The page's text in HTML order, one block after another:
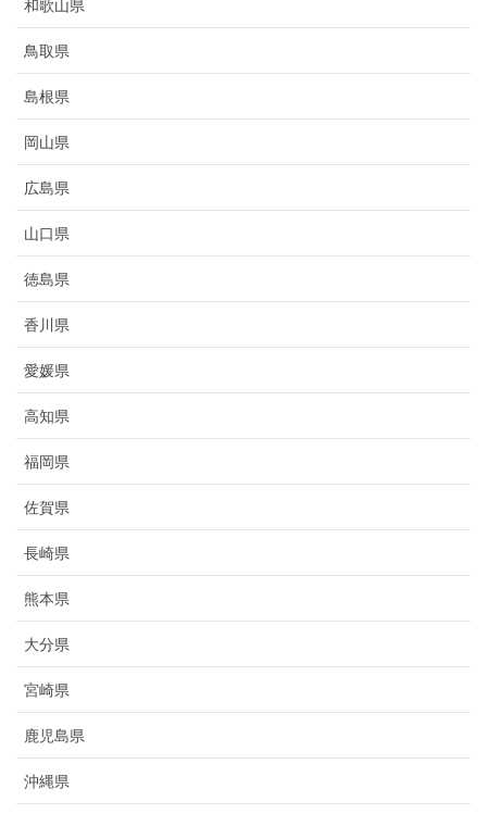
和歌山県
鳥取県
島根県
岡山県
広島県
山口県
徳島県
香川県
愛媛県
高知県
福岡県
佐賀県
長崎県
熊本県
大分県
宮崎県
鹿児島県
沖縄県